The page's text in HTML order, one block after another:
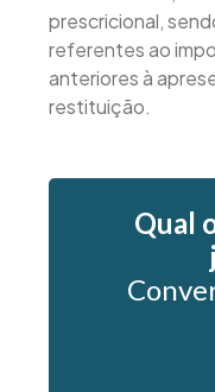
prescricional,
referentes ao
anteriores à
restituição.
Qual